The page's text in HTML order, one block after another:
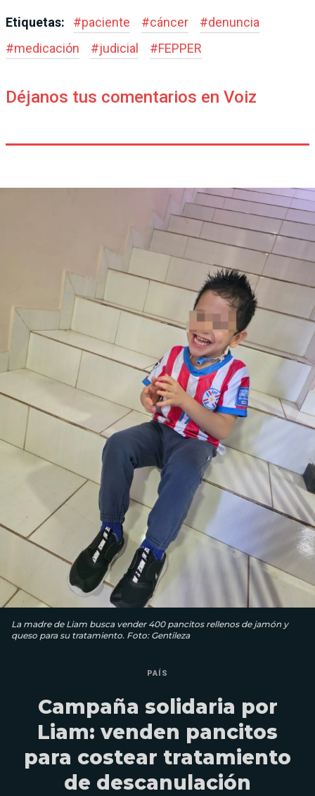
Etiquetas: #paciente #cáncer #denuncia
#medicación #judicial #FEPPER
Déjanos tus comentarios en Voiz
La madre de Liam busca vender 400 pancitos rellenos de jamón y
queso para su tratamiento. Foto: Gentileza
PAÍS
Campaña solidaria por
Liam: venden pancitos
para costear tratamiento
de descanulación